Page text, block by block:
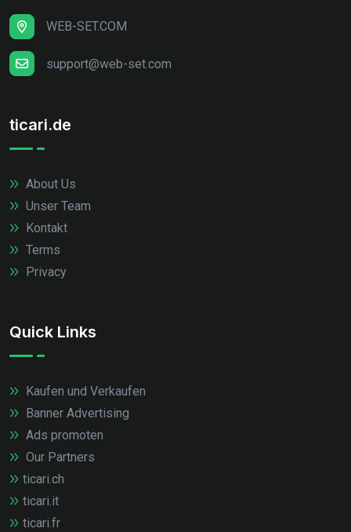
WEB-SET.COM
support@web-set.com
ticari.de
About Us
Unser Team
Kontakt
Terms
Privacy
Quick Links
Kaufen und Verkaufen
Banner Advertising
Ads promoten
Our Partners
ticari.ch
ticari.it
ticari.fr